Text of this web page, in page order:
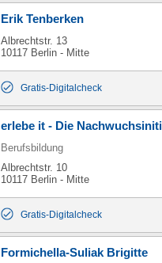
Erik Tenberken
Albrechtstr. 13
10117 Berlin - Mitte
Gratis-Digitalcheck
erlebe it - Die
Berufsbildung
Albrechtstr. 10
10117 Berlin - Mitte
Gratis-Digitalcheck
Formichella-Suliak Brigitte